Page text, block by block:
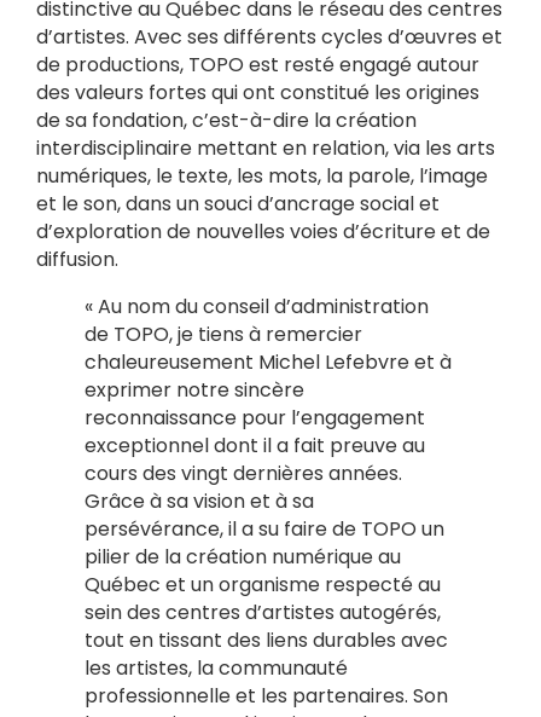
distinctive au Québec dans le réseau des centres
d’artistes. Avec ses différents cycles d’œuvres et
de productions, TOPO est resté engagé autour
des valeurs fortes qui ont constitué les origines
de sa fondation, c’est-à-dire la création
interdisciplinaire mettant en relation, via les arts
numériques, le texte, les mots, la parole, l’image
et le son, dans un souci d’ancrage social et
d’exploration de nouvelles voies d’écriture et de
diffusion.
« Au nom du conseil d’administration
de TOPO, je tiens à remercier
chaleureusement Michel Lefebvre et à
exprimer notre sincère
reconnaissance pour l’engagement
exceptionnel dont il a fait preuve au
cours des vingt dernières années.
Grâce à sa vision et à sa
persévérance, il a su faire de TOPO un
pilier de la création numérique au
Québec et un organisme respecté au
sein des centres d’artistes autogérés,
tout en tissant des liens durables avec
les artistes, la communauté
professionnelle et les partenaires. Son